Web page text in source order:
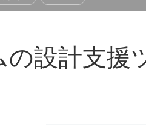
設計支援